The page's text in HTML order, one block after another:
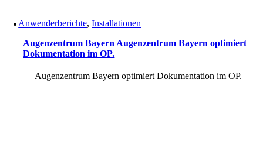
Anwenderberichte,Installationen
Augenzentrum Bayern Augenzentrum Bayern optimiert
Dokumentation im OP.
Augenzentrum Bayern optimiert Dokumentation im OP.